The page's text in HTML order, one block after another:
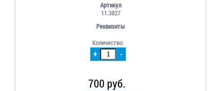
Артикул
11.3827
Реквизиты
+ -
Количество:
700 руб.